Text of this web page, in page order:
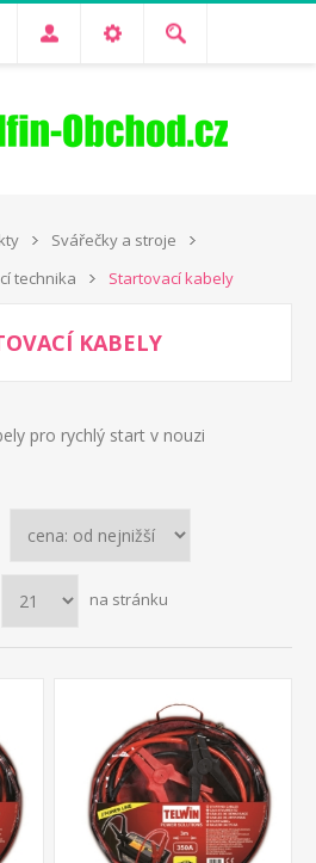
Svářečky a stroje
technika
Startovací kabely
KABELY
pro rychlý start v nouzi
na stránku